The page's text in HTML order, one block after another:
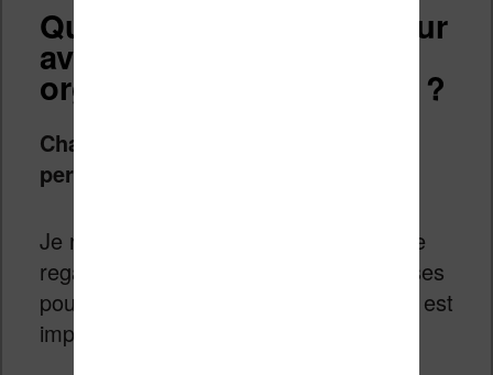
Quelle liseuse choisir pour
avoir la meilleure
organisation des ebooks ?
Chaque organisation de chaque
personne sera différente
Je ne peux donc que vous conseiller de
regarder les caractéristiques des liseuses
pour
, si ce point est
important.